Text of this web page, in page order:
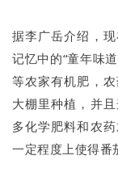
据李广岳介绍，
记忆中的“童年味
等农家有机肥，
大棚里种植，并
多化学肥料和农
一定程度上使得番